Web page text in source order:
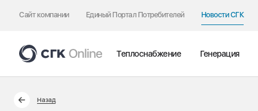
Сайт компании Единый Портал Потребителей Новости СГК
Теплоснабжение Генерация
Назад